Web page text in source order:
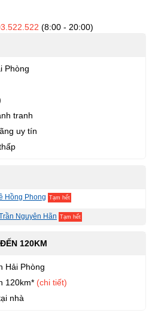
(8:00 - 20:00)
Phòng
tranh
uy tín
Hồng Phong Tạm hết
Nguyên Hãn Tạm hết
120KM
Hải Phòng
120km* (chi tiết)
nhà